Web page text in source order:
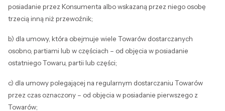
posiadanie przez Konsumenta albo wskazaną przez niego osobę
trzecią inną niż przewoźnik;
b) dla umowy, która obejmuje wiele Towarów dostarczanych
osobno, partiami lub w częściach – od objęcia w posiadanie
ostatniego Towaru, partii lub części;
c) dla umowy polegającej na regularnym dostarczaniu Towarów
przez czas oznaczony – od objęcia w posiadanie pierwszego z
Towarów;